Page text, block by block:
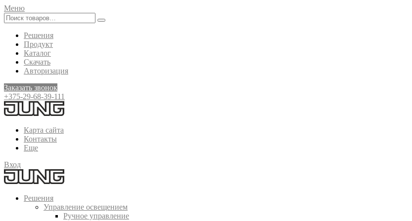
Меню
Решения
Продукт
Каталог
Скачать
Авторизация
Заказать звонок
+375-29-68-39-111
Карта сайта
Контакты
Еще
Вход
Решения
Управление освещением
Ручное управление